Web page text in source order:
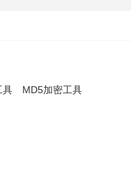
具 MD5加密工具